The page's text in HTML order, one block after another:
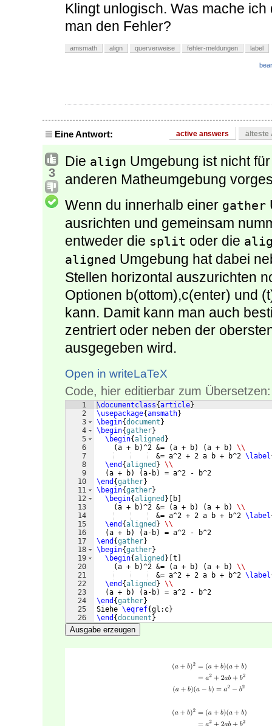
Klingt unlogisch. Was mache
man den Fehler?
amsmath align querverweise fehler-meldungen label
Eine Antwort: active answers älteste
3
Die align Umgebung ist nicht
anderen Matheumgebung
Wenn du innerhalb einer gather
ausrichten und gemeinsam
entweder die split oder die
aligned Umgebung hat dabei
Stellen horizontal auszurichten
Optionen b(ottom),c(enter) und
kann. Damit kann man auch
zentriert oder neben der
ausgegeben wird.
Open in writeLaTeX
Code, hier editierbar zum Übersetzen:
1
2
3
4
5
6
7
8
9
10
11
12
13
14
15
16
17
18
19
20
21
22
23
24
25
26
\documentclass{article}
\usepackage{amsmath}
\begin{document }
\begin{gather}
\begin{aligned }
(a + b)^2 &= (a + b) (a + b)
\\
  &= a^2 + 2 a b + b^2
\label
\end {aligned } \\
(a + b) (a-b)
= a^2 - b^2
\end {gather}
\begin{gather}
\begin{aligned } b
(a + b)^2 &= (a + b) (a + b)
\\
  &= a^2 + 2 a b + b^2
\label
\end {aligned } \\
(a + b) (a-b)
= a^2 - b^2
\end {gather}
\begin{gather}
\begin{aligned } t
(a + b)^2 &= (a + b) (a + b)
\\
  &= a^2 + 2 a b + b^2
\label
\end {aligned } \\
(a + b) (a-b)
= a^2 - b^2
\end {gather}
Siehe \eqref{gl:c}
\end {document }
Ausgabe erzeugen